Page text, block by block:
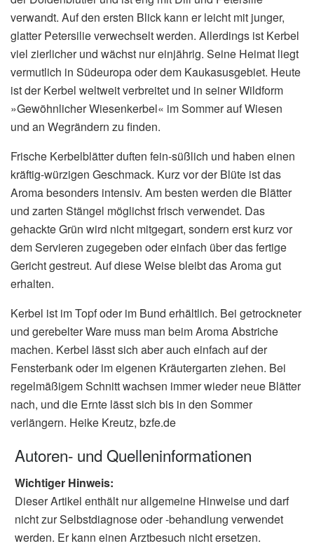
verwandt. Auf den ersten Blick kann er leicht mit junger,
glatter Petersilie verwechselt werden. Allerdings ist Kerbel
viel zierlicher und wächst nur einjährig. Seine Heimat liegt
vermutlich in Südeuropa oder dem Kaukasusgebiet. Heute
ist der Kerbel weltweit verbreitet und in seiner Wildform
»Gewöhnlicher Wiesenkerbel« im Sommer auf Wiesen
und an Wegrändern zu finden.
Frische Kerbelblätter duften fein-süßlich und haben einen
kräftig-würzigen Geschmack. Kurz vor der Blüte ist das
Aroma besonders intensiv. Am besten werden die Blätter
und zarten Stängel möglichst frisch verwendet. Das
gehackte Grün wird nicht mitgegart, sondern erst kurz vor
dem Servieren zugegeben oder einfach über das fertige
Gericht gestreut. Auf diese Weise bleibt das Aroma gut
erhalten.
Kerbel ist im Topf oder im Bund erhältlich. Bei getrockneter
und gerebelter Ware muss man beim Aroma Abstriche
machen. Kerbel lässt sich aber auch einfach auf der
Fensterbank oder im eigenen Kräutergarten ziehen. Bei
regelmäßigem Schnitt wachsen immer wieder neue Blätter
nach, und die Ernte lässt sich bis in den Sommer
verlängern. Heike Kreutz, bzfe.de
Autoren- und Quelleninformationen
Wichtiger Hinweis:
Dieser Artikel enthält nur allgemeine Hinweise und darf
nicht zur Selbstdiagnose oder -behandlung verwendet
werden. Er kann einen Arztbesuch nicht ersetzen.